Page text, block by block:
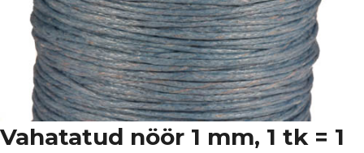
Vahatatud nöör 1 mm, 1 tk = 1